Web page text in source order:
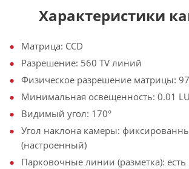
Характеристики
Матрица: CCD
Разрешение: 560 TV линий
Физическое разрешение матрицы:
Минимальная освещенность: 0.01
Видимый угол: 170°
Угол наклона камеры:
(настроенный)
Парковочные линии (разметка):